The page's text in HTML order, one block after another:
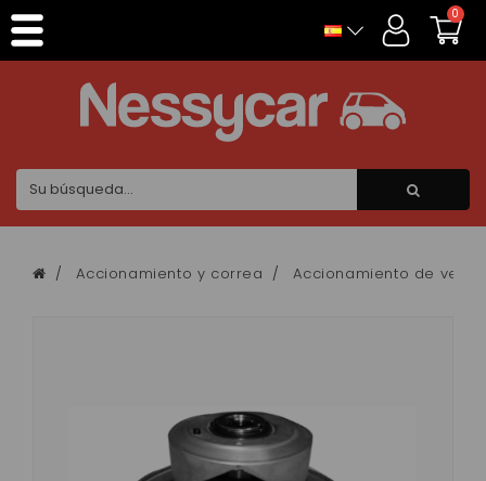
0
Accionamiento y correa Accionamiento de
Panel de gestión de cookies